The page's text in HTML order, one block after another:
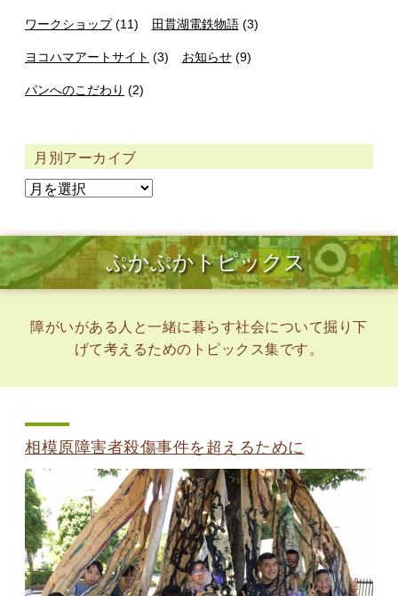
ワークショップ(11) 田貫湖電鉄物語(3)
ヨコハマアートサイト (3) お知らせ(9)
パンへのこだわり (2)
月別アーカイブ
ぷかぷかトピックス
障がいがある人と一緒に暮らす社会について掘り下
げて考えるためのトピックス集です。
相模原障害者殺傷事件を超えるために